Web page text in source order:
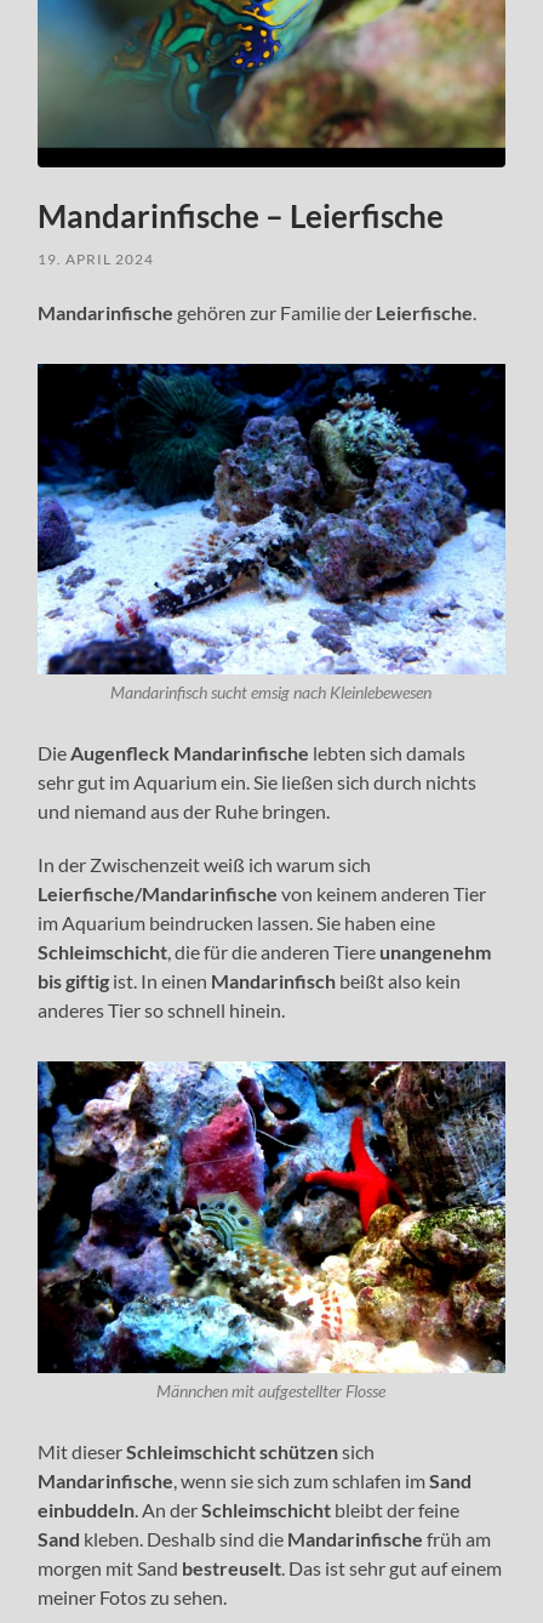
Mandarinfische – Leierfische
19. APRIL 2024
Mandarinfische gehören zur Familie der Leierfische
Mandarinfisch sucht emsig nach Kleinlebewesen
DieAugenfleck Mandarinfische lebten sich damals
sehr gut im Aquarium ein. Sie ließen sich durch nichts
und niemand aus der Ruhe bringen.
In der Zwischenzeit weiß ich warum sich
Leierfische/Mandarinfische von keinem anderen Tier
im Aquarium beindrucken lassen. Sie haben eine
Schleimschicht, die für die anderen Tiere unangenehm
bis giftig ist. In einen Mandarinfisch beißt also kein
anderes Tier so schnell hinein.
Männchen mit aufgestellter Flosse
Mit dieserSchleimschicht schützensich
Mandarinfische , wenn sie sich zum schlafen imSand
einbuddeln . An derSchleimschicht bleibt der feine
Sand kleben. Deshalb sind die Mandarinfische früh am
morgen mit Sand bestreuselt . Das ist sehr gut auf einem
meiner Fotos zu sehen.